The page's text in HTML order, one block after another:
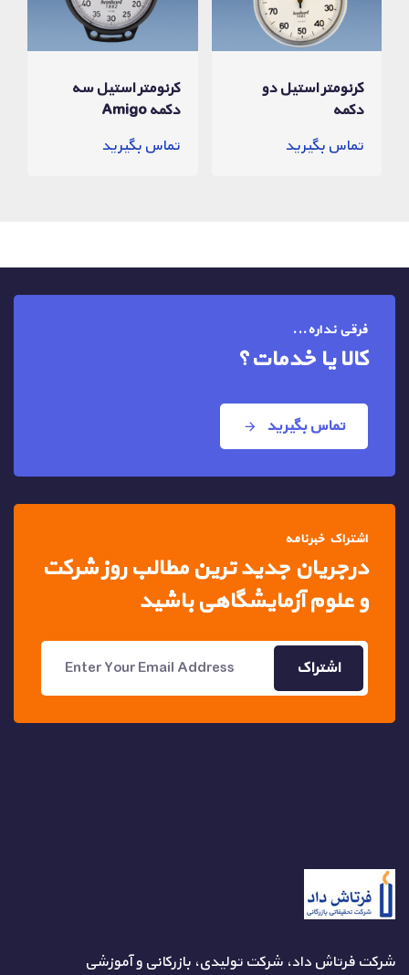
کرنومتر استیل دو
دکمه
تماس بگیرید
کرنومتر استیل سه
دکمه Amigo
تماس بگیرید
فرقی نداره...
کالا یا خدمات؟
تماس بگیرید
اشتراک خبرنامه
درجریان جدید ترین مطالبروز شرکت
و علوم آزمایشگاهی باشید
اشتراک
شرکت فرتاش داد، شرکت تولیدی، بازرکانی و آموزشی